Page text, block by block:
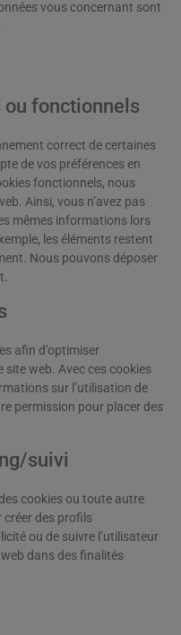
vous concernant sont
ou fonctionnels
correct de certaines
de vos préférences en
fonctionnels, nous
Ainsi, vous n’avez pas
mêmes informations lors
les éléments restent
Nous pouvons déposer
afin d’optimiser
site web. Avec ces cookies
sur l’utilisation de
permission pour placer des
suivi
cookies ou toute autre
créer des profils
ou de suivre l’utilisateur
dans des finalités